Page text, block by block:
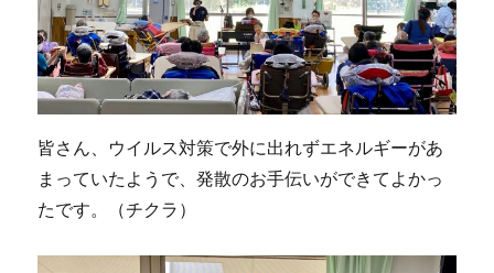
皆さん、ウイルス対策で外に出れずエネルギーがあ
まっていたようで、発散のお手伝いができてよかっ
たです。（チクラ）